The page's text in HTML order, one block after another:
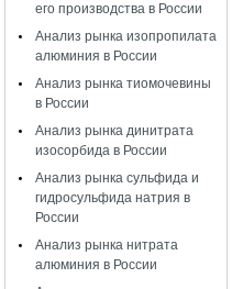
его производства в России
Анализ рынка изопропилата
алюминия в России
Анализ рынка тиомочевины
в России
Анализ рынка динитрата
изосорбида в России
Анализ рынка сульфида и
гидросульфида натрия в
России
Анализ рынка нитрата
алюминия в России